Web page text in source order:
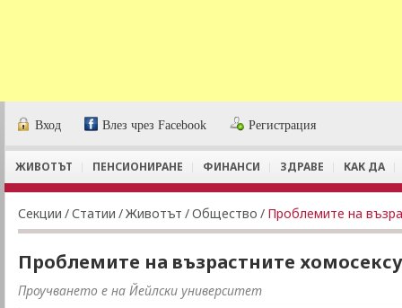
Вход Влез чрез Facebook Регистрация
ЖИВОТЪТ ПЕНСИОНИРАНЕ ФИНАНСИ ЗДРАВЕ КАК ДА
Секции /Статии /Животът /Общество / Проблемите на
Проблемите на възрастните
Проучването е на Йейлски университет